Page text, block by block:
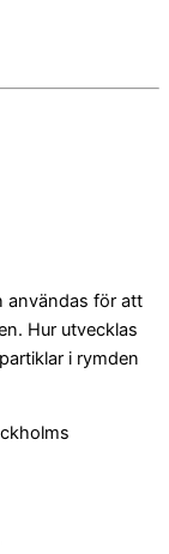
användas för att
Hur utvecklas
i rymden